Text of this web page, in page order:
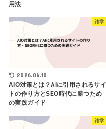
用法
雑学
2026.06.10
AIO対策とは？AIに引用されるサイ
トの作り方とSEO時代に勝つため
の実践ガイド
雑学